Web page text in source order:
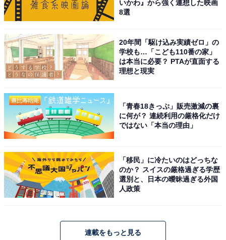
いかわ』から強く連想した映画
8選
20年間「駆け込み実績ゼロ」の
学校も…「こども110番の家」
は本当に必要？ PTAが直面する
理想と現実
「青春18きっぷ」販売激減の裏
に何が？ 連続利用の厳格化だけ
ではない「本当の理由」
「移民」に冷たいのはどっちな
のか？ スイスの厳格過ぎる学歴
選別と、日本の曖昧過ぎる外国
人政策
連載をもっと見る